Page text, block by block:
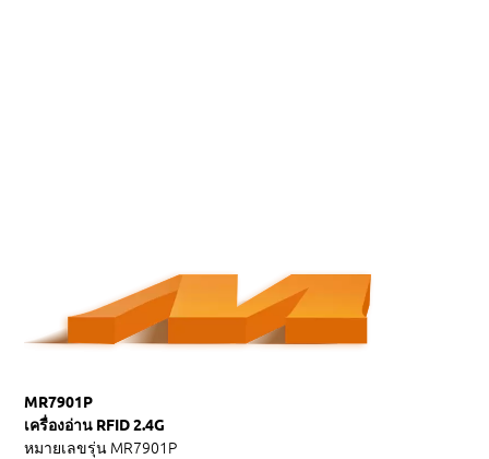
MR7901P
เครื่องอ่าน RFID 2.4G
หมายเลขรุ่น MR7901P